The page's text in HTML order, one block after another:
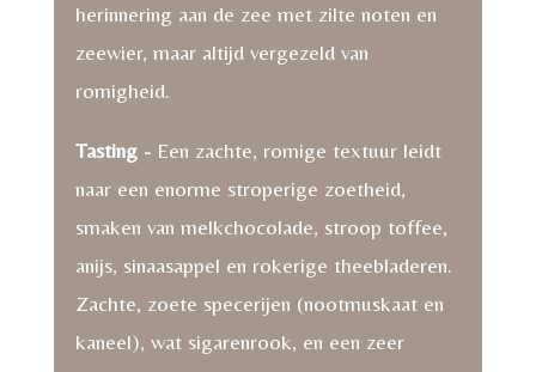
herinnering aan de zee met zilte noten en
zeewier, maar altijd vergezeld van
romigheid.
Tasting - Een zachte, romige textuur leidt
naar een enorme stroperige zoetheid,
smaken van melkchocolade, stroop toffee,
anijs, sinaasappel en rokerige theebladeren.
Zachte, zoete specerijen (nootmuskaat en
kaneel), wat sigarenrook, en een zeer